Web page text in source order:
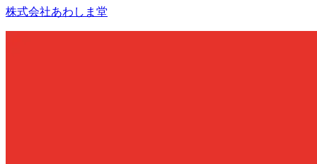
株式会社あわしま堂